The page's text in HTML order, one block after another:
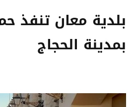
بلدية معان تنفذ
بمدينة الحجاج